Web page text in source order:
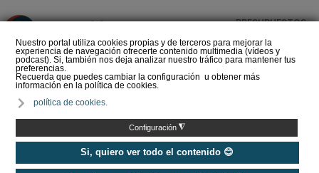
Nuestro portal utiliza cookies propias y de terceros para mejorar la
experiencia de navegación ofrecerte contenido multimedia (vídeos y
podcast). Si, también nos deja analizar nuestro tráfico para mantener tus
preferencias.
Recuerda que puedes cambiar la configuración u obtener más
información en la política de cookies.
política de cookies.
Configuración ◮
Si, quiero ver todo el contenido 😊
PRESUPUESTOS
del Amperio (Episodio 3)